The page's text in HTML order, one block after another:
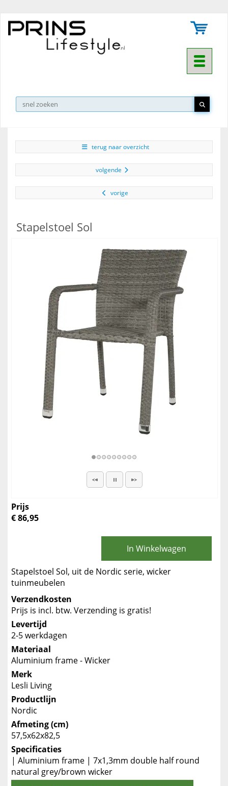
Toggle
▼
terug naar overzicht
volgende
vorige
Stapelstoel Sol
Prijs
€ 86,95
In Winkelwagen
Stapelstoel Sol, uit de Nordic serie, wicker
tuinmeubelen
Verzendkosten
Prijs is incl. btw. Verzending is gratis!
Levertijd
2-5 werkdagen
Materiaal
Aluminium frame - Wicker
Merk
Lesli Living
Productlijn
Nordic
Afmeting (cm)
57,5x62x82,5
Specificaties
| Aluminium frame | 7x1,3mm double half round
natural grey/brown wicker